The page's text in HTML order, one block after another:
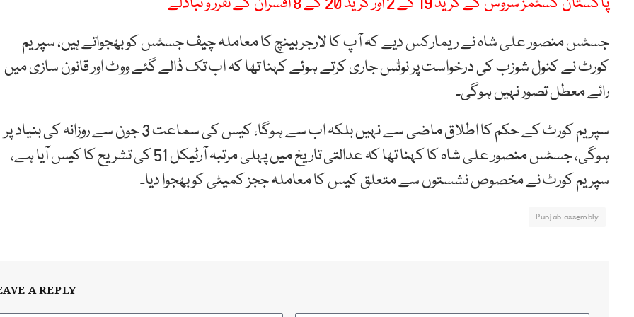
جسٹس منصور علی شاہ نے ریمارکس دیے کہ آپ کا لارجر بینچ کا معاملہ چیف جسٹس کو بھجواتے ہیں، سپریم
کورٹ نے کنول شوزب کی درخواست پر نوٹس جاری کرتے ہوئے کہنا تھا کہ اب تک ڈالے گئے ووٹ اور قانون سازی میں
رائے معطل تصور نہیں ہوگی۔
سپریم کورٹ کے حکم کا اطلاق ماضی سے نہیں بلکہ اب سے ہوگا، کیس کی سماعت 3 جون سے روزانہ کی بنیاد پر
ہوگی، جسٹس منصور علی شاہ کا کہنا تھا کہ عدالتی تاریخ میں پہلی مرتبہ آرٹیکل 51 کی تشریح کا کیس آیا ہے،
سپریم کورٹ نے مخصوص نشستوں سے متعلق کیس کا معاملہ ججز کمیٹی کو بھجوا دیا۔
Punjab assembly
A REPLY